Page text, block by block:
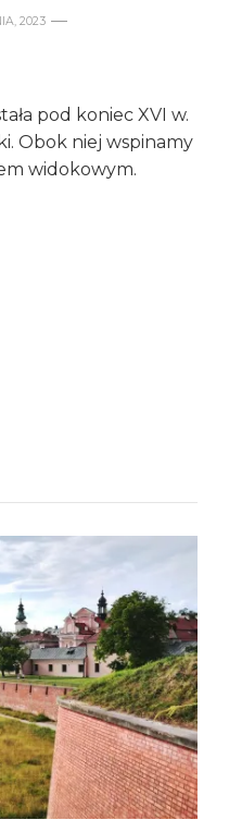
2023
pod koniec XVI w.
Obok niej wspinamy
widokowym.